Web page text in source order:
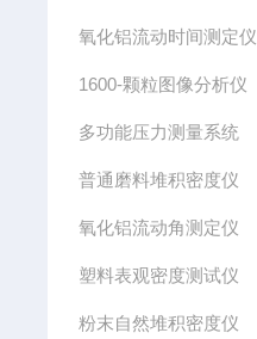
氧化铝流动时间测定仪
1600-颗粒图像分析仪
多功能压力测量系统
普通磨料堆积密度仪
氧化铝流动角测定仪
塑料表观密度测试仪
粉末自然堆积密度仪